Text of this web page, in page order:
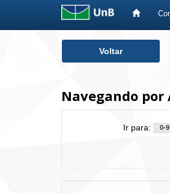
Voltar
Navegando por
Ir para: 0-9